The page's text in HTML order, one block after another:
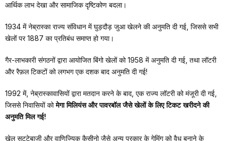
आर्थिक लाभ देखा और सामाजिक दृष्टिकोण बदला।
1934 में नेब्रास्का राज्य संविधान में घुड़दौड़ जुआ खेलने की अनुमति दी गई, जिससे सभी
खेलों पर 1887 का प्रतिबंध समाप्त हो गया।
गैर-लाभकारी संगठनों द्वारा आयोजित बिंगो खेलों को 1958 में अनुमति दी गई, तथा लॉटरी
और रैफ़ल टिकटों को लगभग एक दशक बाद अनुमति दी गई!
1992 में, नेब्रास्कावासियों द्वारा मतदान करने के बाद, एक राज्य लॉटरी को मंजूरी दी गई,
जिससे निवासियों कोमेगा मिलियंस और पावरबॉल जैसे खेलों के लिए टिकट खरीदने की
अनुमति मिल गई!
खेल सट्टेबाजी और वाणिज्यिक कैसीनो जैसे अन्य प्रकार के गेमिंग को वैध बनाने के